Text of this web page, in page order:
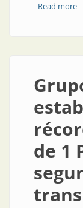
Read more
de 1